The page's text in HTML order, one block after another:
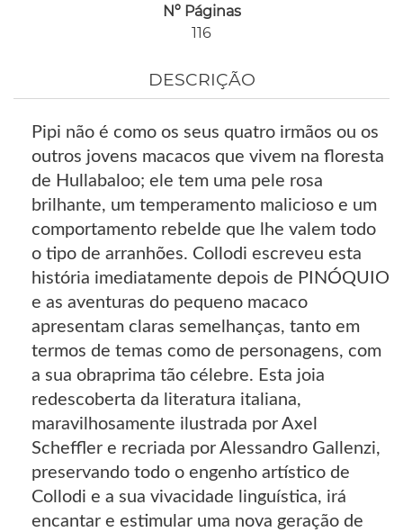
Nº Páginas
116
DESCRIÇÃO
Pipi não é como os seus quatro irmãos ou os
outros jovens macacos que vivem na floresta
de Hullabaloo; ele tem uma pele rosa
brilhante, um temperamento malicioso e um
comportamento rebelde que lhe valem todo
o tipo de arranhões. Collodi escreveu esta
história imediatamente depois de PINÓQUIO
e as aventuras do pequeno macaco
apresentam claras semelhanças, tanto em
termos de temas como de personagens, com
a sua obraprima tão célebre. Esta joia
redescoberta da literatura italiana,
maravilhosamente ilustrada por Axel
Scheffler e recriada por Alessandro Gallenzi,
preservando todo o engenho artístico de
Collodi e a sua vivacidade linguística, irá
encantar e estimular uma nova geração de